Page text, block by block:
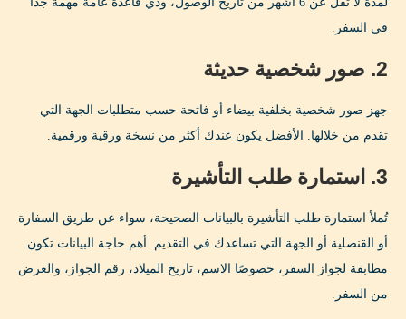
في السفر.
2. صور شخصية حديثة
جهز صور شخصية بخلفية بيضاء أو فاتحة حسب متطلبات الجهة التي
تقدم من خلالها. الأفضل يكون عندك أكثر من نسخة ورقية ورقمية.
3. استمارة طلب التأشيرة
تُملأ استمارة طلب التأشيرة بالبيانات الصحيحة، سواء عن طريق السفارة
أو القنصلية أو الجهة التي تساعدك في التقديم. أهم حاجة البيانات تكون
مطابقة لجواز السفر، خصوصًا الاسم، تاريخ الميلاد، رقم الجواز، والغرض
من السفر.